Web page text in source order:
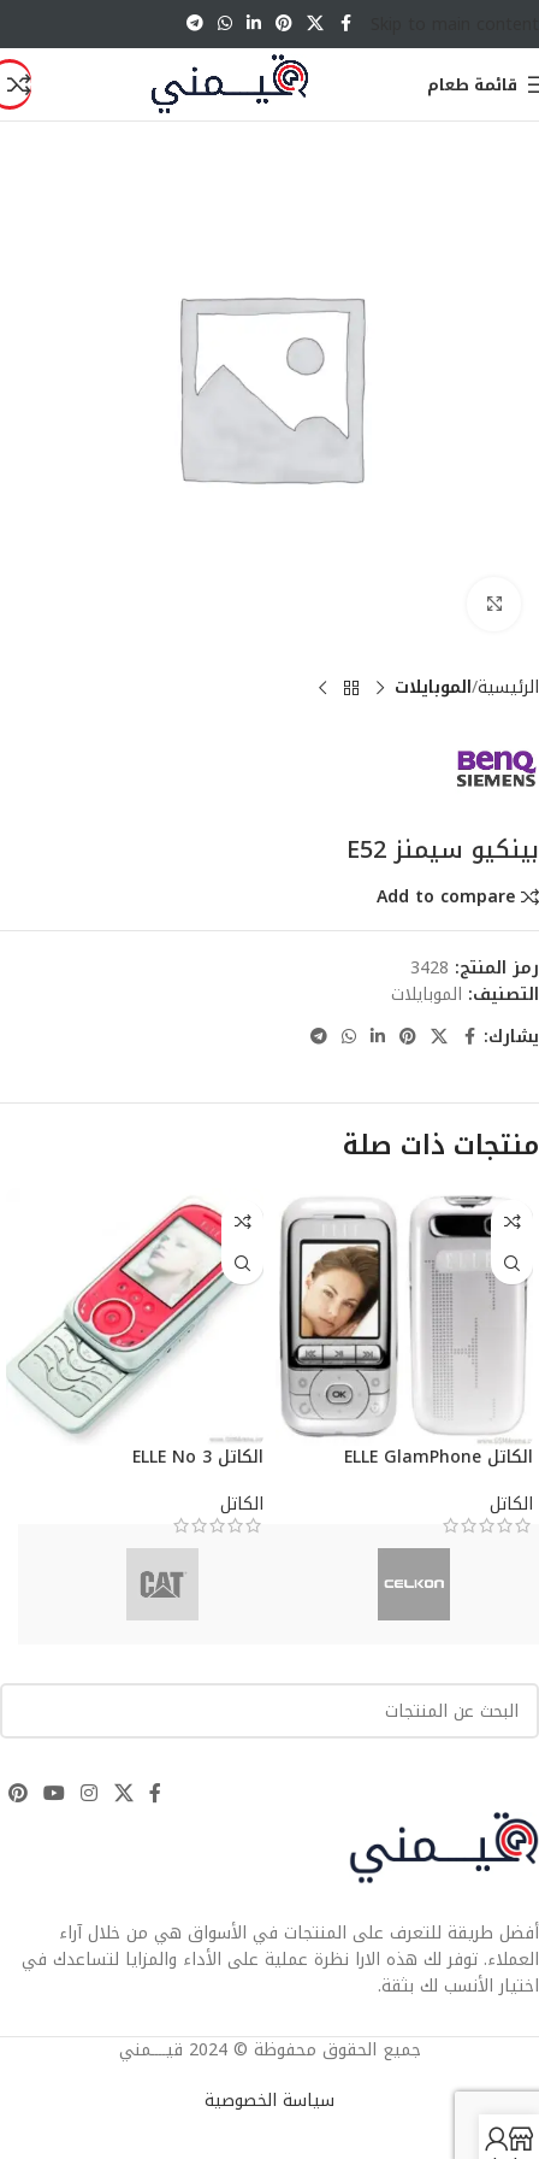
قائمة طعام
الرئيسية الموبايلات
بينكيو سيمنز E52
Add to compare
رمز المنتج: 3428
التصنيف: الموبايلات
يشارك:
منتجات ذات صلة
الكاتل ELLE GlamPhone
الكاتل
الكاتل ELLE No 3
الكاتل
أفضل طريقة للتعرف على المنتجات في الأسواق هي من خلال آراء
العملاء. توفر لك هذه الارا نظرة عملية على الأداء والمزايا لتساعدك في
اختيار الأنسب لك بثقة.
جميع الحقوق محفوظة © 2024 قيــــمني
سياسة الخصوصية